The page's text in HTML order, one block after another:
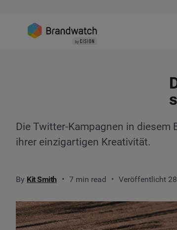
Die Twitter-Kampagnen in diesem
ihrer einzigartigen Kreativität.
By Kit Smith 7 min read Veröffentlicht